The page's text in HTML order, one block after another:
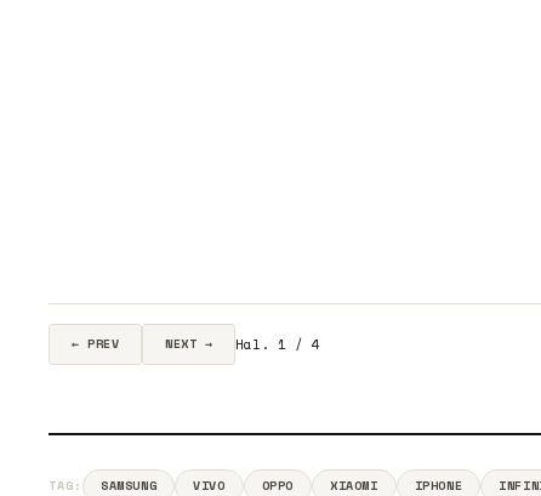
← PREV NEXT → Hal. 1 / 4
TAG: SAMSUNG VIVO OPPO XIAOMI IPHONE